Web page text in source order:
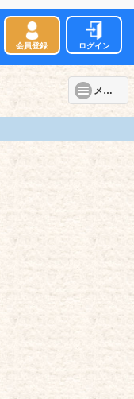
会員登録 ログイン
メニュー